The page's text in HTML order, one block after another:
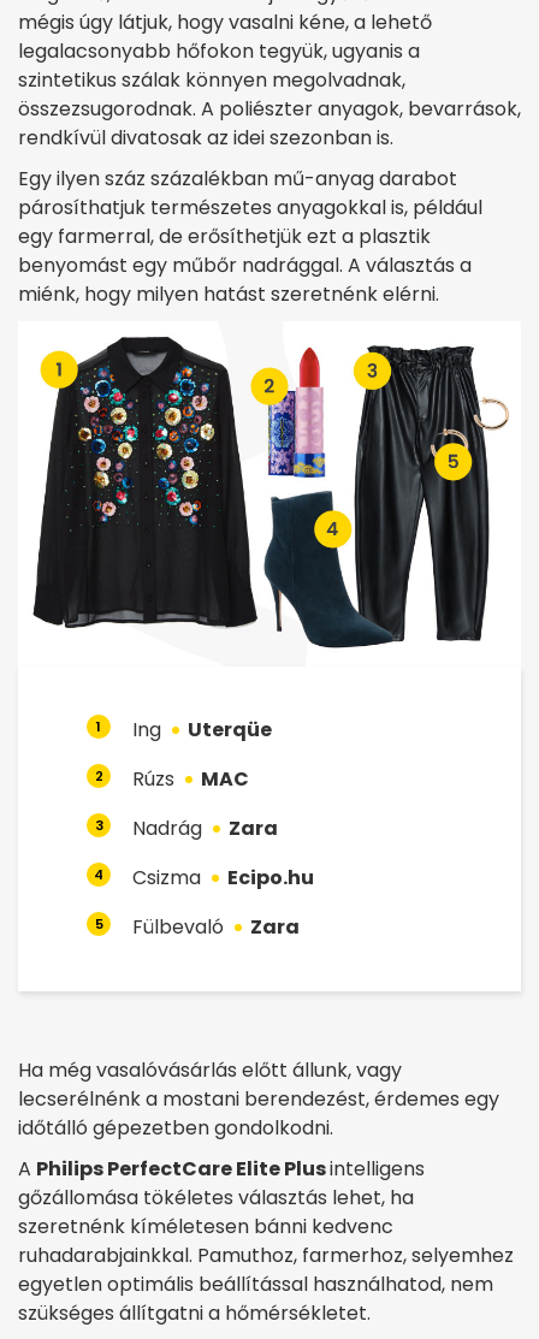
mégis úgy látjuk, hogy vasalni kéne, a lehető
legalacsonyabb hőfokon tegyük, ugyanis a
szintetikus szálak könnyen megolvadnak,
összezsugorodnak. A poliészter anyagok, bevarrások,
rendkívül divatosak az idei szezonban is.
Egy ilyen száz százalékban mű-anyag darabot
párosíthatjuk természetes anyagokkal is, például
egy farmerral, de erősíthetjük ezt a plasztik
benyomást egy műbőr nadrággal. A választás a
miénk, hogy milyen hatást szeretnénk elérni.
1 Ing Uterqüe
2 Rúzs MAC
3 Nadrág Zara
4 Csizma Ecipo.hu
5 Fülbevaló Zara
Ha még vasalóvásárlás előtt állunk, vagy
lecserélnénk a mostani berendezést, érdemes egy
időtálló gépezetben gondolkodni.
A Philips PerfectCare Elite Plusintelligens
gőzállomása tökéletes választás lehet, ha
szeretnénk kíméletesen bánni kedvenc
ruhadarabjainkkal. Pamuthoz, farmerhoz, selyemhez
egyetlen optimális beállítással használhatod, nem
szükséges állítgatni a hőmérsékletet.